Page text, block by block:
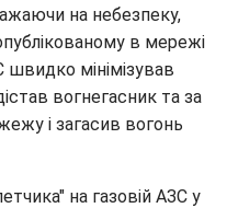
на небезпеку,
в мережі
швидко мінімізував
вогнегасник та за
і загасив вогонь
на газовій АЗС у